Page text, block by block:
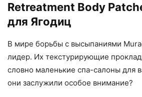
Retreatment Body
для Ягодиц
В мире борьбы с высыпаниями
лидер. Их текстурирующие
словно маленькие спа-салоны для
они заслужили особое внимание?